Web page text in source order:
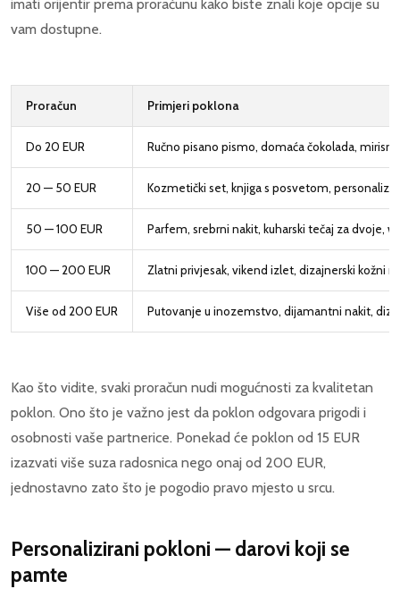
imati orijentir prema proračunu kako biste znali koje opcije su
vam dostupne.
Proračun Primjeri poklona
Do 20 EUR Ručno pisano pismo, domaća čokolada,
20 — 50 EUR Kozmetički set, knjiga s posvetom,
50 — 100 EUR Parfem, srebrni nakit, kuharski tečaj za dvoje,
100 — 200 EUR Zlatni privjesak, vikend izlet, dizajnerski kožni
Više od 200 EUR Putovanje u inozemstvo, dijamantni nakit,
Kao što vidite, svaki proračun nudi mogućnosti za kvalitetan
poklon. Ono što je važno jest da poklon odgovara prigodi i
osobnosti vaše partnerice. Ponekad će poklon od 15 EUR
izazvati više suza radosnica nego onaj od 200 EUR,
jednostavno zato što je pogodio pravo mjesto u srcu.
Personalizirani pokloni — darovi koji se
pamte